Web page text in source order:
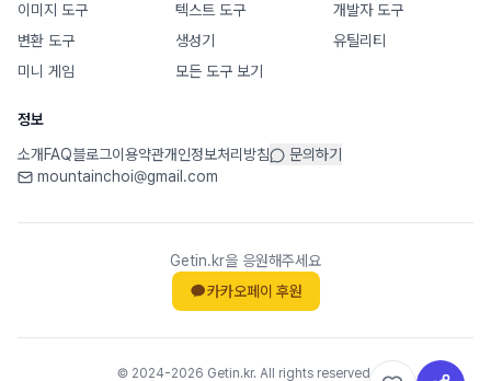
이미지 도구 텍스트 도구
개발자 도구
변환 도구
생성기
유틸리티
미니 게임
모든 도구 보기
정보
소개 FAQ블로그이용약관개인정보처리방침
문의하기
mountainchoi@gmail.com
Getin.kr을 응원해주세요
카카오페이 후원
© 2024-2026 Getin.kr. All rights reserved.